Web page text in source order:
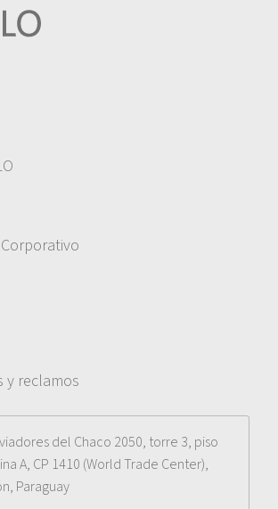
y reclamos
del Chaco 2050, torre 3, piso
A, CP 1410 (World Trade Center),
Paraguay